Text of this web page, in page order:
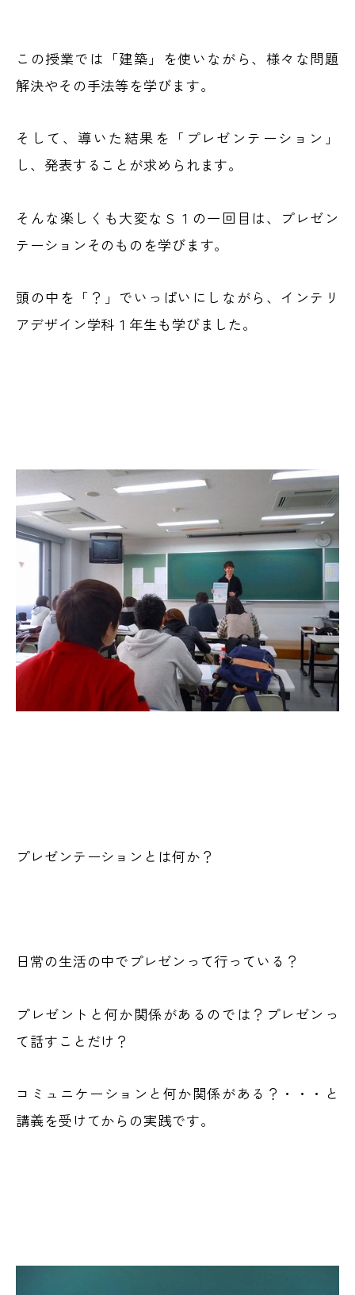
この授業では「建築」を使いながら、様々な問題
解決やその手法等を学びます。
そして、導いた結果を「プレゼンテーション」
し、発表することが求められます。
そんな楽しくも大変なＳ１の一回目は、プレゼン
テーションそのものを学びます。
頭の中を「？」でいっぱいにしながら、インテリ
アデザイン学科１年生も学びました。
プレゼンテーションとは何か？
日常の生活の中でプレゼンって行っている？
プレゼントと何か関係があるのでは？プレゼンっ
て話すことだけ？
コミュニケーションと何か関係がある？・・・と
講義を受けてからの実践です。